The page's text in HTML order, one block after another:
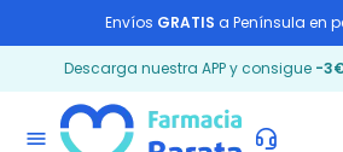
Envíos GRATIS a Península en
Descarga nuestra APP y consigue -3€
menu